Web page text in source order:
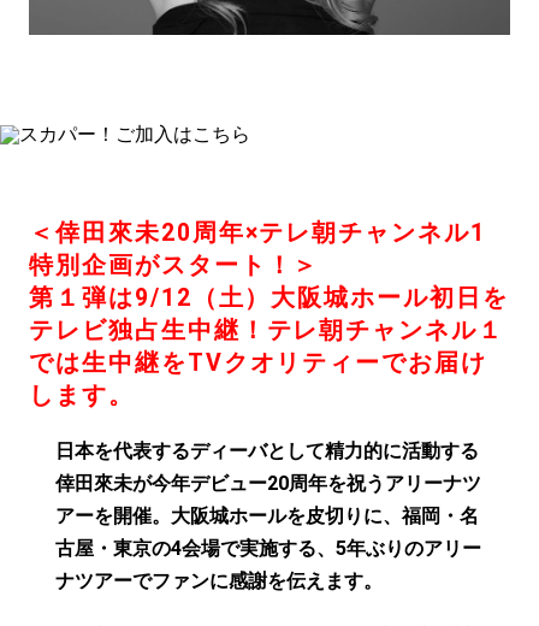
＜倖田來未20周年×テレ朝チャンネル1
特別企画がスタート！＞
第１弾は9/12（土）大阪城ホール初日を
テレビ独占生中継！ テレ朝チャンネル１
では生中継をTVクオリティーでお届け
します。
日本を代表するディーバとして精力的に活動する
倖田來未が今年デビュー20周年を祝うアリーナツ
アーを開催。大阪城ホールを皮切りに、福岡・名
古屋・東京の4会場で実施する、5年ぶりのアリー
ナツアーでファンに感謝を伝えます。